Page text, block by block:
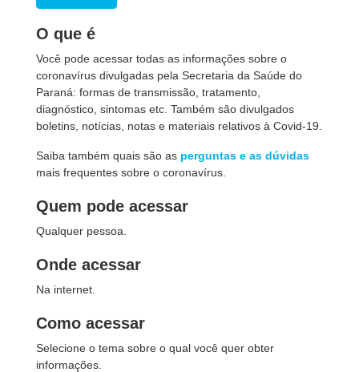
O que é
Você pode acessar todas as informações sobre o
coronavírus divulgadas pela Secretaria da Saúde do
Paraná: formas de transmissão, tratamento,
diagnóstico, sintomas etc. Também são divulgados
boletins, notícias, notas e materiais relativos à Covid-19.
Saiba também quais são as perguntas e as dúvidas
mais frequentes sobre o coronavírus.
Quem pode acessar
Qualquer pessoa.
Onde acessar
Na internet.
Como acessar
Selecione o tema sobre o qual você quer obter
informações.